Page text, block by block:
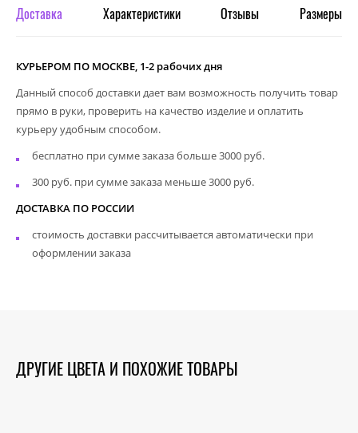
ЗАКАЗ
Доставка Характеристики Отзывы Размеры
КУРЬЕРОМ ПО МОСКВЕ, 1-2 рабочих дня
Данный способ доставки дает вам возможность получить товар
прямо в руки, проверить на качество изделие и оплатить
курьеру удобным способом.
бесплатно при сумме заказа больше 3000 руб.
300 руб. при сумме заказа меньше 3000 руб.
ДОСТАВКА ПО РОССИИ
стоимость доставки рассчитывается автоматически при
оформлении заказа
ДРУГИЕ ЦВЕТА И ПОХОЖИЕ ТОВАРЫ